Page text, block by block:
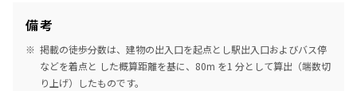
備考
掲載の徒歩分数は、建物の出入口を起点とし駅出入口およびバス停
などを着点と した概算距離を基に、80m を1 分として算出（端数切
り上げ）したものです。